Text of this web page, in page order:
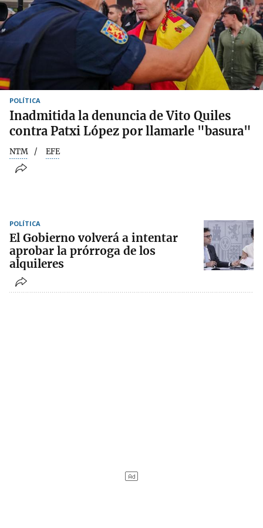
POLÍTICA
Inadmitida la denuncia de Vito Quiles
contra Patxi López por llamarle "basura"
NTM EFE
POLÍTICA
El Gobierno volverá a intentar
aprobar la prórroga de los
alquileres